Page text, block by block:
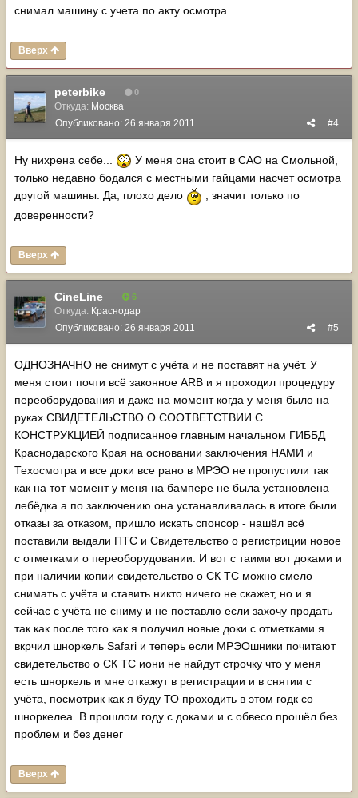
снимал машину с учета по акту осмотра...
Вверх
peterbike 0
Откуда: Москва
#4
Опубликовано: 26 января 2011
Ну нихрена себе...
У меня она стоит в САО на Смольной,
только недавно бодался с местными гайцами насчет осмотра
другой машины. Да, плохо дело
, значит только по
доверенности?
Вверх
CineLine 6
Откуда: Краснодар
#5
Опубликовано: 26 января 2011
ОДНОЗНАЧНО не снимут с учёта и не поставят на учёт. У
меня стоит почти всё законное ARB и я проходил процедуру
переоборудования и даже на момент когда у меня было на
руках СВИДЕТЕЛЬСТВО О СООТВЕТСТВИИ С
КОНСТРУКЦИЕЙ подписанное главным начальном ГИББД
Краснодарского Края на основании заключения НАМИ и
Техосмотра и все доки все рано в МРЭО не пропустили так
как на тот момент у меня на бампере не была установлена
лебёдка а по заключению она устанавливалась в итоге были
отказы за отказом, пришло искать спонсор - нашёл всё
поставили выдали ПТС и Свидетельство о регистриции новое
с отметками о переоборудовании. И вот с таими вот доками и
при наличии копии свидетельство о СК ТС можно смело
снимать с учёта и ставить никто ничего не скажет, но и я
сейчас с учёта не сниму и не поставлю если захочу продать
так как после того как я получил новые доки с отметками я
вкрчил шноркель Safari и теперь если МРЭОшники почитают
свидетельство о СК ТС иони не найдут строчку что у меня
есть шноркель и мне откажут в регистрации и в снятии с
учёта, посмотрик как я буду ТО проходить в этом годк со
шноркелеа. В прошлом году с доками и с обвесо прошёл без
проблем и без денег
Вверх